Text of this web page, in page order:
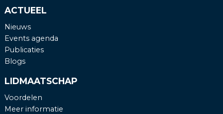
ACTUEEL
Nieuws
Events agenda
Publicaties
Blogs
LIDMAATSCHAP
Voordelen
Meer informatie